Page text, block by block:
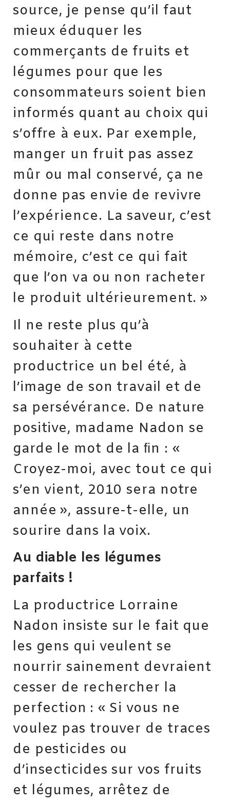
source, je pense qu’il faut
mieux éduquer les
commerçants de fruits et
légumes pour que les
consommateurs soient bien
informés quant au choix qui
s’offre à eux. Par exemple,
manger un fruit pas assez
mûr ou mal conservé, ça ne
donne pas envie de revivre
l’expérience. La saveur, c’est
ce qui reste dans notre
mémoire, c’est ce qui fait
que l’on va ou non racheter
le produit ultérieurement. »
Il ne reste plus qu’à
souhaiter à cette
productrice un bel été, à
l’image de son travail et de
sa persévérance. De nature
positive, madame Nadon se
garde le mot de la ﬁn : «
Croyez-moi, avec tout ce qui
s’en vient, 2010 sera notre
année », assure-t-elle, un
sourire dans la voix.
Au diable les légumes
parfaits !
La productrice Lorraine
Nadon insiste sur le fait que
les gens qui veulent se
nourrir sainement devraient
cesser de rechercher la
perfection : « Si vous ne
voulez pas trouver de traces
de pesticides ou
d’insecticides sur vos fruits
et légumes, arrêtez de